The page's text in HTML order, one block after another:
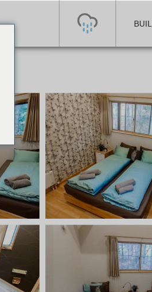
Today's Outlook
Few Showers
Snow (cm)
0
24h
-
3day
-
7day
Base (cm)
0
Bottom
0
Top
Lifts
-
Temperature (°C)
0 0
Feels Like
Wind (km/h)